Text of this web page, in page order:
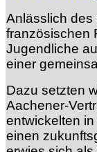
Anlässlich des
französischen
Jugendliche
einer
Dazu setzten
Aachener-
entwickelten
einen